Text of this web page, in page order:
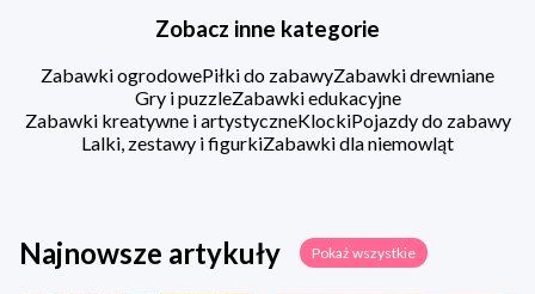
Zobacz inne kategorie
Zabawki ogrodowePiłki do zabawyZabawki drewniane
Gry i puzzleZabawki edukacyjne
Zabawki kreatywne i artystyczneKlockiPojazdy do zabawy
Lalki, zestawy i figurkiZabawki dla niemowląt
Najnowsze artykuły Pokaż wszystkie